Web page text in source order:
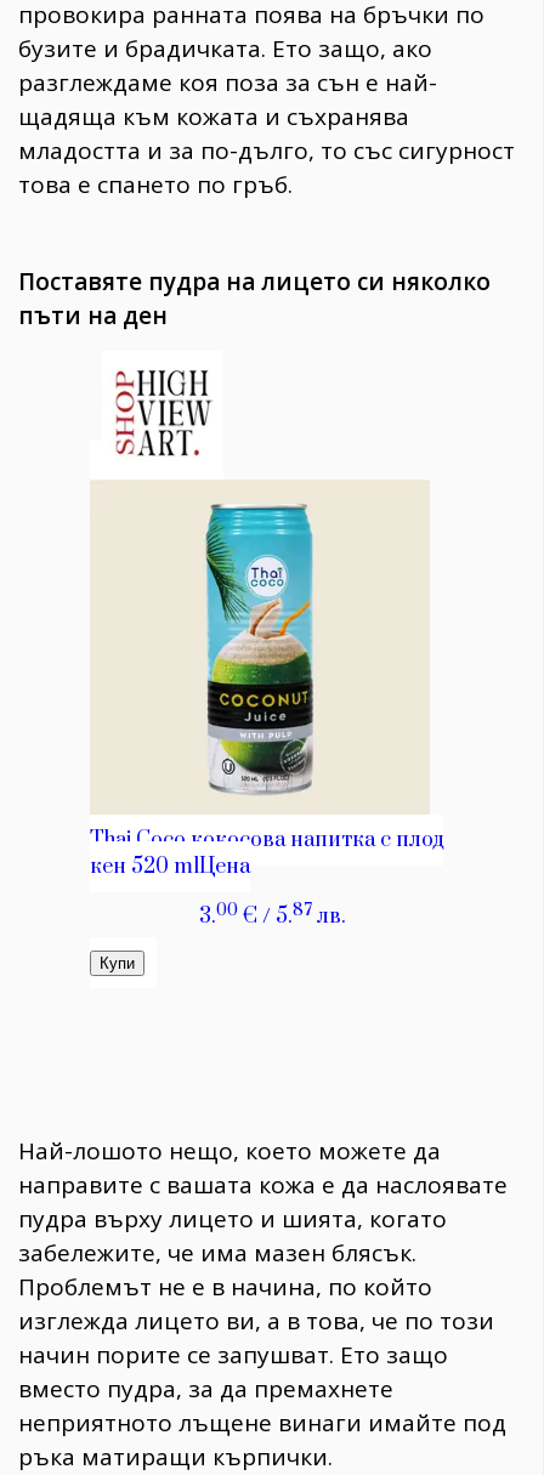
провокира ранната поява на бръчки по
бузите и брадичката. Ето защо, ако
разглеждаме коя поза за сън е най-
щадяща към кожата и съхранява
младостта и за по-дълго, то със сигурност
това е спането по гръб.
Поставяте пудра на лицето си няколко
пъти на ден
Най-лошото нещо, което можете да
направите с вашата кожа е да наслоявате
пудра върху лицето и шията, когато
забележите, че има мазен блясък.
Проблемът не е в начина, по който
изглежда лицето ви, а в това, че по този
начин порите се запушват. Ето защо
вместо пудра, за да премахнете
неприятното лъщене винаги имайте под
ръка матиращи кърпички.